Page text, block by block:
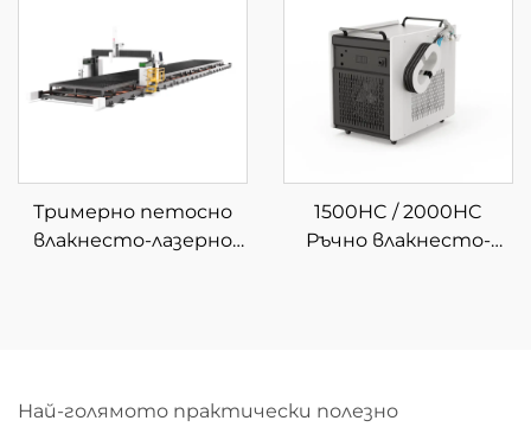
Тримерно петосно
влакнесто-лазерно
1500HC / 2000HC
Ръчно влакнесто-
Най-голямото практически полезно